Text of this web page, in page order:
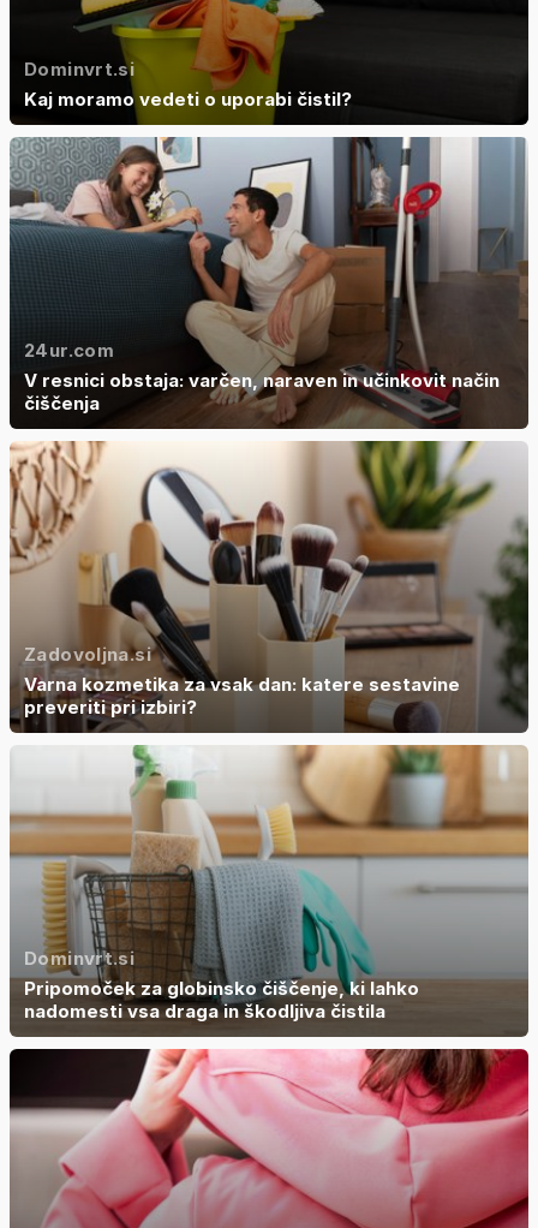
Dominvrt.si
Kaj moramo vedeti o uporabi čistil?
24ur.com
V resnici obstaja: varčen, naraven in učinkovit način
čiščenja
Zadovoljna.si
Varna kozmetika za vsak dan: katere sestavine
preveriti pri izbiri?
Dominvrt.si
Pripomoček za globinsko čiščenje, ki lahko
nadomesti vsa draga in škodljiva čistila